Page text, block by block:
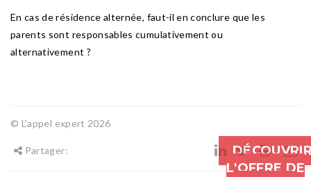
En cas de résidence alternée, faut-il en conclure que les
parents sont responsables cumulativement ou
alternativement ?
© L'appel expert 2026
Partager:
L'OFFRE DE